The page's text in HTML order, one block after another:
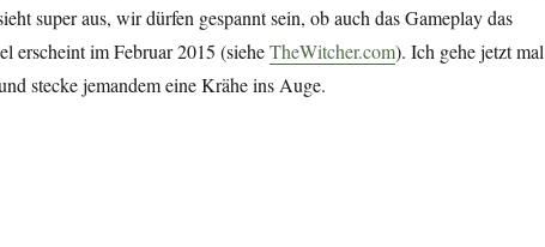
super aus, wir dürfen gespannt sein, ob auch das Gameplay das
erscheint im Februar 2015 (sieheTheWitcher.com). Ich gehe jetzt mal
stecke jemandem eine Krähe ins Auge.